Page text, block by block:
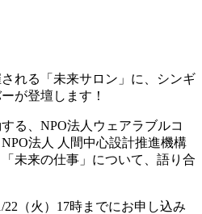
れる「未来サロン」に、シンギ
が登壇します！
る、NPO法人ウェアラブルコ
法人 人間中心設計推進機構
未来の仕事」について、語り合
22（火）17時までにお申し込み